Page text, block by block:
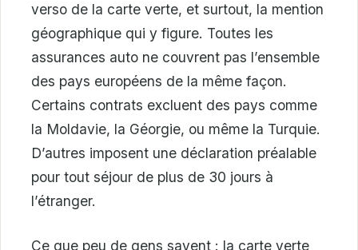
verso de la carte verte, et surtout, la mention
géographique qui y figure. Toutes les
assurances auto ne couvrent pas l’ensemble
des pays européens de la même façon.
Certains contrats excluent des pays comme
la Moldavie, la Géorgie, ou même la Turquie.
D’autres imposent une déclaration préalable
pour tout séjour de plus de 30 jours à
l’étranger.
Ce que peu de gens savent : la carte verte